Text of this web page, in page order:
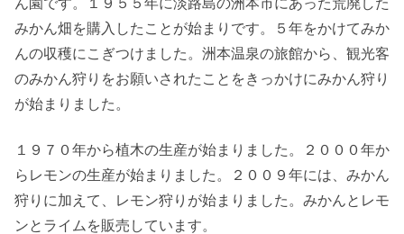
ん園です。１９５５年に淡路島の洲本市にあった荒廃した
みかん畑を購入したことが始まりです。５年をかけてみか
んの収穫にこぎつけました。洲本温泉の旅館から、観光客
のみかん狩りをお願いされたことをきっかけにみかん狩り
が始まりました。
１９７０年から植木の生産が始まりました。２０００年か
らレモンの生産が始まりました。２００９年には、みかん
狩りに加えて、レモン狩りが始まりました。みかんとレモ
ンとライムを販売しています。